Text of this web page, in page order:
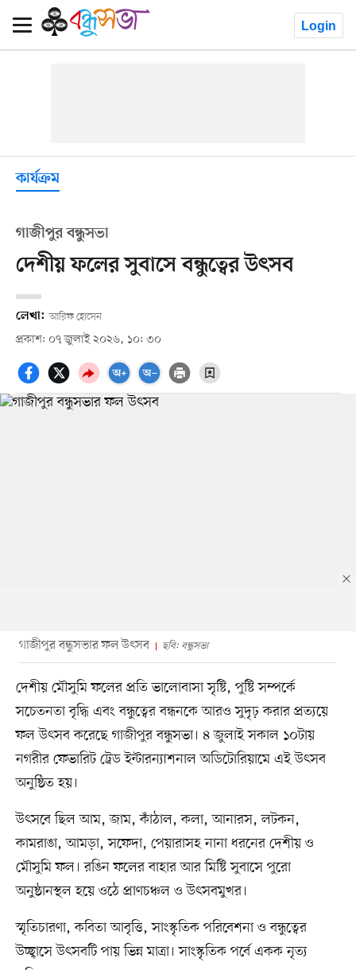
Login
কার্যক্রম
গাজীপুর বন্ধুসভা
দেশীয় ফলের সুবাসে বন্ধুত্বের উৎসব
লেখা: আরিফ হোসেন
প্রকাশ: ০৭ জুলাই ২০২৬, ১০: ৩০
গাজীপুর বন্ধুসভার ফল উৎসব ছবি: বন্ধুসভা
দেশীয় মৌসুমি ফলের প্রতি ভালোবাসা সৃষ্টি, পুষ্টি সম্পর্কে
সচেতনতা বৃদ্ধি এবং বন্ধুত্বের বন্ধনকে আরও সুদৃঢ় করার প্রত্যয়ে
ফল উৎসব করেছে গাজীপুর বন্ধুসভা। ৪ জুলাই সকাল ১০টায়
নগরীর ফেভারিট ট্রেড ইন্টারন্যাশনাল অডিটোরিয়ামে এই উৎসব
অনুষ্ঠিত হয়।
উৎসবে ছিল আম, জাম, কাঁঠাল, কলা, আনারস, লটকন,
কামরাঙা, আমড়া, সফেদা, পেয়ারাসহ নানা ধরনের দেশীয় ও
মৌসুমি ফল। রঙিন ফলের বাহার আর মিষ্টি সুবাসে পুরো
অনুষ্ঠানস্থল হয়ে ওঠে প্রাণচঞ্চল ও উৎসবমুখর।
স্মৃতিচারণা, কবিতা আবৃত্তি, সাংস্কৃতিক পরিবেশনা ও বন্ধুত্বের
উচ্ছ্বাসে উৎসবটি পায় ভিন্ন মাত্রা। সাংস্কৃতিক পর্বে একক নৃত্য